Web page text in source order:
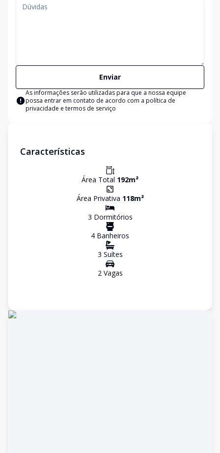
Enviar
As informações serão utilizadas para que a nossa equipe
possa entrar em contato de acordo com a política de
privacidade e termos de serviço
Características
Área Total 192m²
Área Privativa 118m²
3 Dormitórios
4 Banheiros
3 Suítes
2Vagas